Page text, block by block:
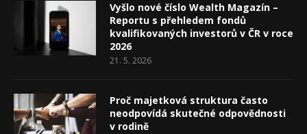
Vyšlo nové číslo Wealth Magazín –
Reportu s přehledem fondů
kvalifikovaných investorů v ČR v roce
2026
21. 5. 2026
Proč majetková struktura často
neodpovídá skutečné odpovědnosti
v rodině